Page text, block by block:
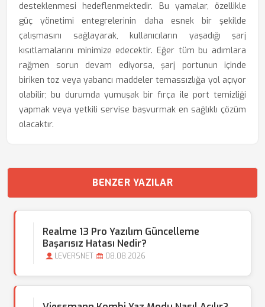
desteklenmesi hedeflenmektedir. Bu yamalar, özellikle
güç yönetimi entegrelerinin daha esnek bir şekilde
çalışmasını sağlayarak, kullanıcıların yaşadığı şarj
kısıtlamalarını minimize edecektir. Eğer tüm bu adımlara
rağmen sorun devam ediyorsa, şarj portunun içinde
biriken toz veya yabancı maddeler temassızlığa yol açıyor
olabilir; bu durumda yumuşak bir fırça ile port temizliği
yapmak veya yetkili servise başvurmak en sağlıklı çözüm
olacaktır.
BENZER YAZILAR
Realme 13 Pro Yazılım Güncelleme
Başarısız Hatası Nedir?
LEVERSNET 08.08.2026